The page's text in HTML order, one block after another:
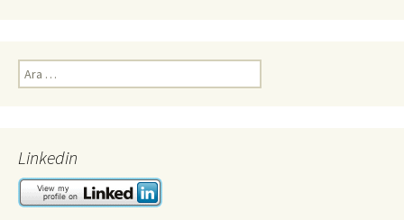
Arama:
Linkedin